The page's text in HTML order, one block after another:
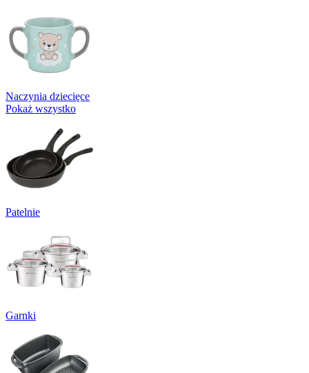
Naczynia dziecięce
Pokaż wszystko
Patelnie
Garnki